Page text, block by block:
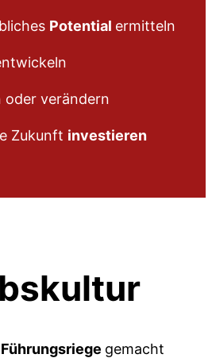
Potential ermitteln
oder verändern
Zukunft investieren
Führungsriege gemacht